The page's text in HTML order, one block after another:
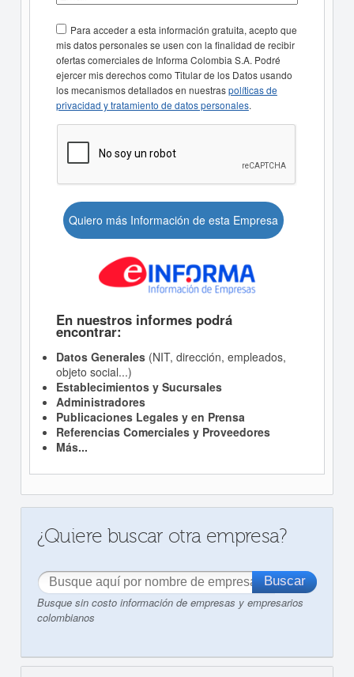
Para acceder a esta información gratuita, acepto que
mis datos personales se usen con la finalidad de recibir
ofertas comerciales de Informa Colombia S.A. Podré
ejercer mis derechos como Titular de los Datos usando
los mecanismos detallados en nuestraspolíticas de
privacidad y tratamiento de datos personales.
Quiero más Información de esta Empresa
En nuestros informes podrá
encontrar:
Datos Generales(NIT, dirección, empleados,
objeto social...)
Establecimientos y Sucursales
Administradores
Publicaciones Legales y en Prensa
Referencias Comerciales y Proveedores
Más...
¿Quiere buscar otra empresa?
Busque sin costo información de empresas y empresarios
colombianos